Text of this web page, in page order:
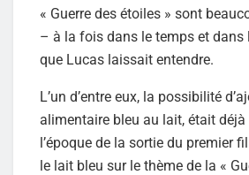
« Guerre des étoiles » sont
– à la fois dans le temps et dans
que Lucas laissait entendre.
L’un d’entre eux, la possibilité
alimentaire bleu au lait, était
l’époque de la sortie du premier
le lait bleu sur le thème de la «